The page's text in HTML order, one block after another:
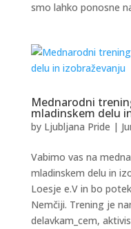
smo lahko ponosne
Mednarodni
mladinskem delu
by Ljubljana Pride |
Vabimo vas na
mladinskem delu in
Loesje e.V in bo
Nemčiji. Trening je
delavkam_cem,